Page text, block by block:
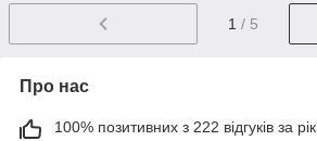
1 / 5
Про нас
100% позитивних з 222 відгуків за рік